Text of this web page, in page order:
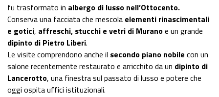
fu trasformato in albergo di lusso nell’Ottocento.
Conserva una facciata che mescola elementi rinascimentali
e gotici, affreschi, stucchi e vetri di Muranoe un grande
dipinto di Pietro Liberi.
Le visite comprendono anche il secondo piano nobile con un
salone recentemente restaurato e arricchito da un dipinto di
Lancerotto, una finestra sul passato di lusso e potere che
oggi ospita uffici istituzionali.